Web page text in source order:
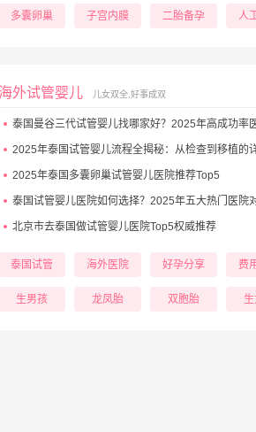
多囊卵巢 子宫内膜 二胎备孕 人
外试管婴儿 儿女双全,好事成双
泰国曼谷三代试管婴儿找哪家好？2025年高成功率医院
2025年泰国试管婴儿流程全揭秘：从检查到移植的详细
2025年泰国多囊卵巢试管婴儿医院推荐Top5
泰国试管婴儿医院如何选择？2025年五大热门医院对比与避坑
北京市去泰国做试管婴儿医院Top5权威推荐
泰国试管 海外医院 好孕分享 费
生男孩 龙凤胎 双胞胎